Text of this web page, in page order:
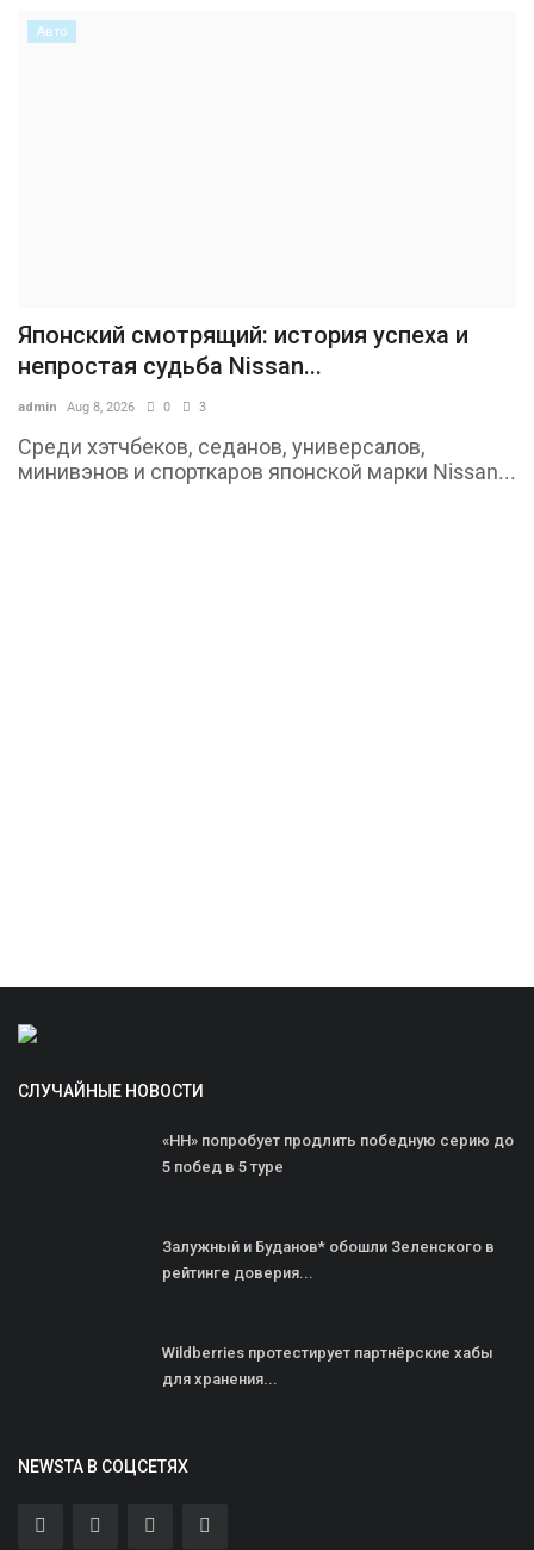
Авто
Японский смотрящий: история успеха и
непростая судьба Nissan...
admin Aug 8, 2026 0 3
Среди хэтчбеков, седанов, универсалов,
минивэнов и спорткаров японской марки Nissan...
СЛУЧАЙНЫЕ НОВОСТИ
«НН» попробует продлить победную серию до
5 побед в 5 туре
Залужный и Буданов* обошли Зеленского в
рейтинге доверия...
Wildberries протестирует партнёрские хабы
для хранения...
NEWSTA В СОЦСЕТЯХ